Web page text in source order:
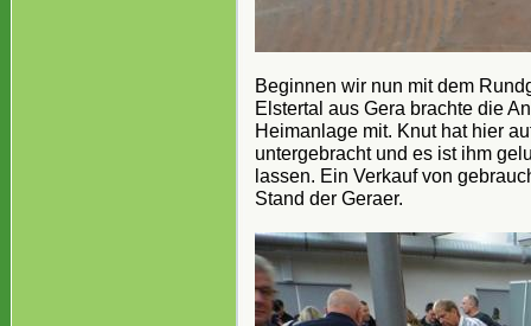
Beginnen wir nun mit dem
Elstertal aus Gera brachte die
Heimanlage mit. Knut hat hier
untergebracht und es ist ihm
lassen. Ein Verkauf von
Stand der Geraer.